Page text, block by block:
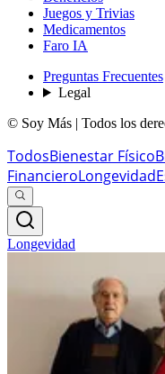
Juegos y Trivias
Medicamentos
Faro IA
Preguntas Frecuentes
Legal
© Soy Más | Todos los
TodosBienestar Físico
FinancieroLongevidad
Longevidad